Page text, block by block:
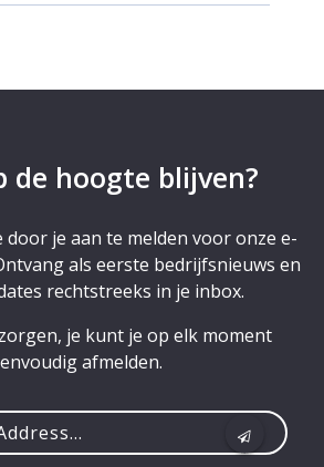
de hoogte blijven?
je aan te melden voor onze e-
als eerste bedrijfsnieuws en
rechtstreeks in je inbox.
je kunt je op elk moment
afmelden.